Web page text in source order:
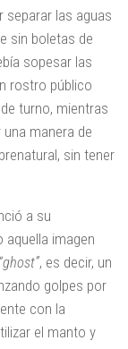
separar las aguas
sin boletas de
sopesar las
rostro público
turno, mientras
manera de
sin tener
a su
imagen
“ghost”, es decir, un
golpes por
con la
el manto y